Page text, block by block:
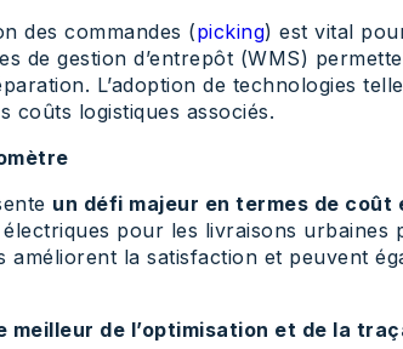
des commandes (picking) est vital
de gestion d’entrepôt (WMS)
L’adoption de technologies
coûts logistiques associés.
un défi majeur en termes de coût
pour les livraisons urbaines
améliorent la satisfaction et peuvent
meilleur de l’optimisation et de la